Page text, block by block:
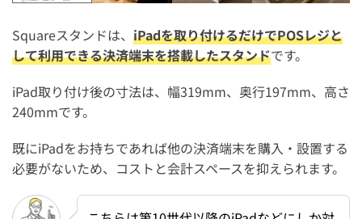
Squareスタンドは、 iPadを取り付けるだけでPOSレジと
して利用できる決済端末を搭載したスタンドです。
iPad取り付け後の寸法は、幅319mm、奥行197mm、高さ
240mmです。
既にiPadをお持ちであれば他の決済端末を購入・設置する
必要がないため、コストと会計スペースを抑えられます。